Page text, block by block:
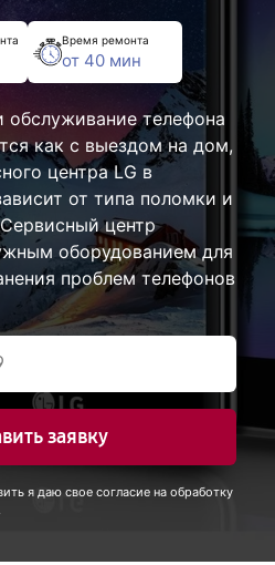
Время ремонта
от 40 мин
телефона
как с выездом на дом,
центра LG в
от типа поломки и
центр
оборудованием для
проблем телефонов
заявку
я даю свое согласие на обработку